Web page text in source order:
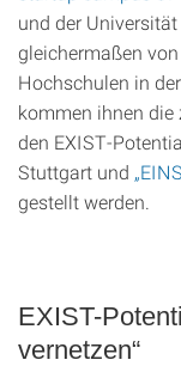
und der
gleichermaßen
Hochschulen in
kommen ihnen
den EXIST-
Stuttgart und
gestellt werden.
EXIST-
vernetzen“